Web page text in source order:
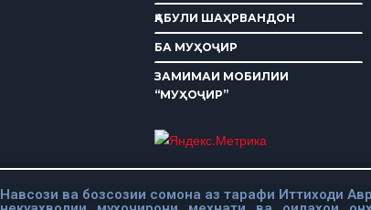
ҚАБУЛИ ШАҲРВАНДОН
БА МУҲОҶИР
ЗАМИМАИ МОБИЛИИ
“МУҲОҶИР”
Навсози ва бозсозии сомона аз тарафи Иттиходи